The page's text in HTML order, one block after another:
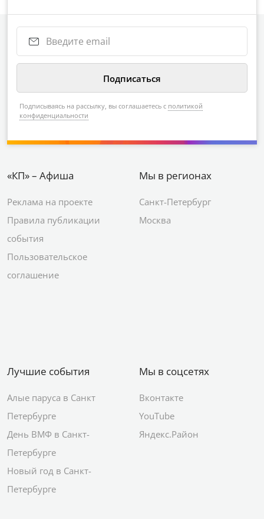
Подписываясь на рассылку, вы соглашаетесь с политикой
конфиденциальности
«КП» – Афиша
Реклама на проекте
Правила публикации
события
Пользовательское
соглашение
Мы в регионах
Санкт-Петербург
Москва
Лучшие события
Алые паруса в Санкт
Петербурге
День ВМФ в Санкт-
Петербурге
Новый год в Санкт-
Петербурге
Мы в соцсетях
Вконтакте
YouTube
Яндекс.Район